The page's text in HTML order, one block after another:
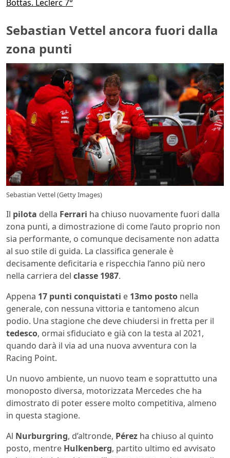
Bottas. Leclerc 7°
Sebastian Vettel ancora fuori dalla
zona punti
Sebastian Vettel (Getty Images)
Il pilota della Ferrari ha chiuso nuovamente fuori dalla
zona punti, a dimostrazione di come l’auto proprio non
sia performante, o comunque decisamente non adatta
al suo stile di guida. La classifica generale è
decisamente deficitaria e rispecchia l’anno più nero
nella carriera del classe 1987.
Appena 17 punti conquistati e 13mo posto nella
generale, con nessuna vittoria e tantomeno alcun
podio. Una stagione che deve chiudersi in fretta per il
tedesco, ormai sfiduciato e già con la testa al 2021,
quando darà il via ad una nuova avventura con la
Racing Point.
Un nuovo ambiente, un nuovo team e soprattutto una
monoposto diversa, motorizzata Mercedes che ha
dimostrato di poter essere molto competitiva, almeno
in questa stagione.
Al Nurburgring, d’altronde, Pérez ha chiuso al quinto
posto, mentre Hulkenberg, partito ultimo ed avvisato